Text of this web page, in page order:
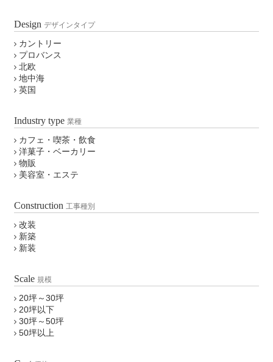
Design デザインタイプ
カントリー
プロバンス
北欧
地中海
英国
Industry type 業種
カフェ・喫茶・飲食
洋菓子・ベーカリー
物販
美容室・エステ
Construction 工事種別
改装
新築
新装
Scale 規模
20坪～30坪
20坪以下
30坪～50坪
50坪以上